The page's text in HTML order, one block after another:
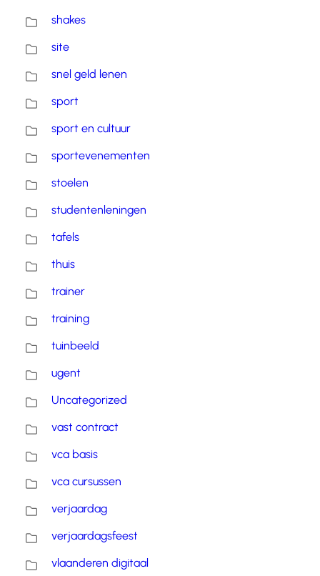
shakes
site
snel geld lenen
sport
sport en cultuur
sportevenementen
stoelen
studentenleningen
tafels
thuis
trainer
training
tuinbeeld
ugent
Uncategorized
vast contract
vca basis
vca cursussen
verjaardag
verjaardagsfeest
vlaanderen digitaal